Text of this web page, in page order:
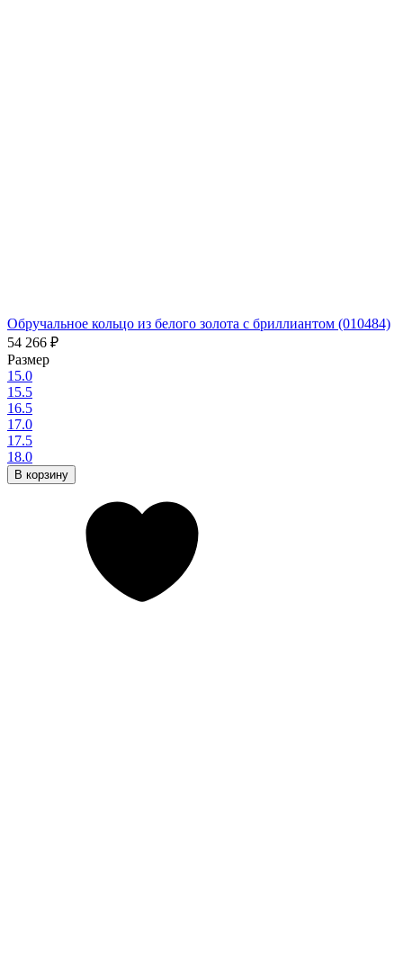
Обручальное кольцо из белого золота с бриллиантом (010484)
54 266 ₽
Размер
15.0
15.5
16.5
17.0
17.5
18.0
В корзину